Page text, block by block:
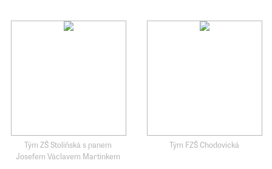
Tým ZŠ Stoliňská s panem
Josefem Václavem Martinkem
Tým FZŠ Chodovická